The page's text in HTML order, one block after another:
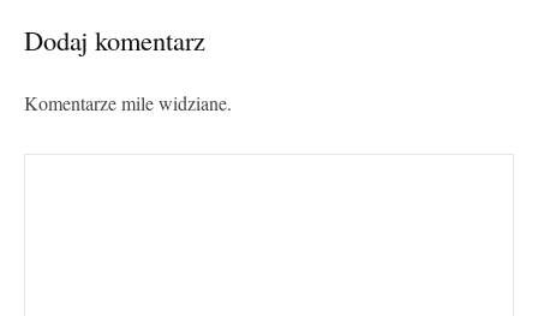
Dodaj komentarz
Komentarze mile widziane.